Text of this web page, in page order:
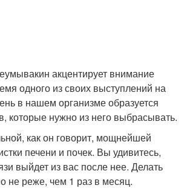
акцентирует внимание
одного из своих выступлений на
в нашем организме образуется
которые нужно из него выбрасывать.
как он говорит, мощнейшей
печени и почек. Вы удивитесь,
выйдет из вас после нее. Делать
не реже, чем 1 раз в месяц.